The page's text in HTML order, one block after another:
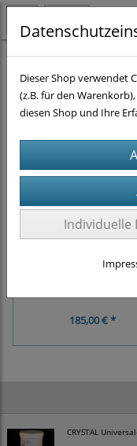
CRYSTAL
1mm
mit langer Elektrode,
185,00 € *
Dieser Shop verwendet
(z.B. für den
diesen Shop und Ihre
Individuelle